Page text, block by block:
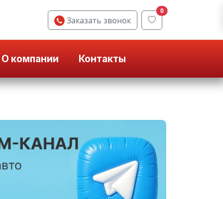
Заказать звонок
0
О компании Контакты